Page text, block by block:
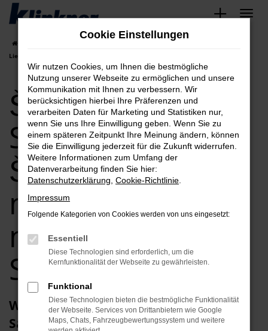
Zum
springen
Škoda Saarbrücken, Škoda Angebote mit
Lieferservice nach Saarbrücken
Škoda
Saarbrücken,
Škoda Angebote
mit Lieferservice
nach
Saarbrücken
Wie wäre es mit einem Škoda für
Saarbrücken?
Cookie Einstellungen
Wir nutzen Cookies, um Ihnen die bestmögliche
Nutzung unserer Webseite zu ermöglichen und unsere
Kommunikation mit Ihnen zu verbessern. Wir
berücksichtigen hierbei Ihre Präferenzen und
verarbeiten Daten für Marketing und Statistiken nur,
wenn Sie uns Ihre Einwilligung geben. Wenn Sie zu
einem späteren Zeitpunkt Ihre Meinung ändern, können
Sie die Einwilligung jederzeit für die Zukunft widerrufen.
Weitere Informationen zum Umfang der
Datenverarbeitung finden Sie hier:
Datenschutzerklärung Cookie-Richtlinie
Impressum
Folgende Kategorien von Cookies werden von uns eingesetzt:
Essentiell
Diese Technologien sind erforderlich, um die
Kernfunktionalität der Webseite zu gewährleisten.
Funktional
Diese Technologien bieten die bestmögliche Funktionalität
der Webseite. Services von Drittanbietern wie Google
Maps, Chats, Fahrzeugbewertungssystem und weitere